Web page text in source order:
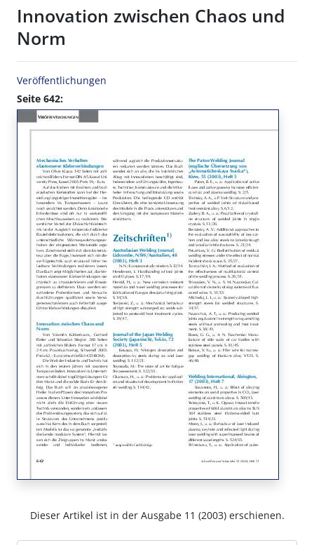
Innovation zwischen Chaos und
Norm
Veröffentlichungen
Seite 642:
Dieser Artikel ist in der Ausgabe 11 (2003) erschienen.